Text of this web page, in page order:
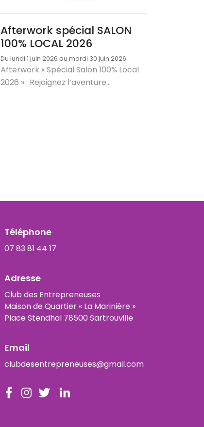
Afterwork spécial SALON
100% LOCAL 2026
Du lundi 1 juin 2026 au mardi 30 juin 2026
Afterwork « Spécial Salon 100% Local
2026 » : Rejoignez l’aventure...
Téléphone
07 83 81 44 17
Adresse
Club des Entrepreneuses
Maison de Quartier « La Marinière »
Place Stendhal 78500 Sartrouville
Email
clubdesentrepreneuses@gmail.com